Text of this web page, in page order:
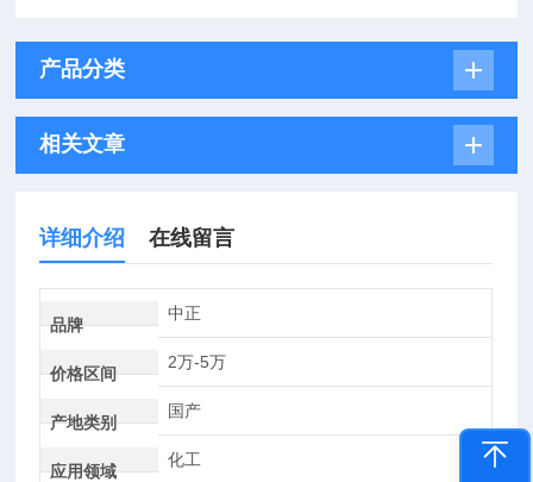
产品分类
相关文章
详细介绍 在线留言
品牌
中正
价格区间
2万-5万
产地类别
国产
应用领域
化工